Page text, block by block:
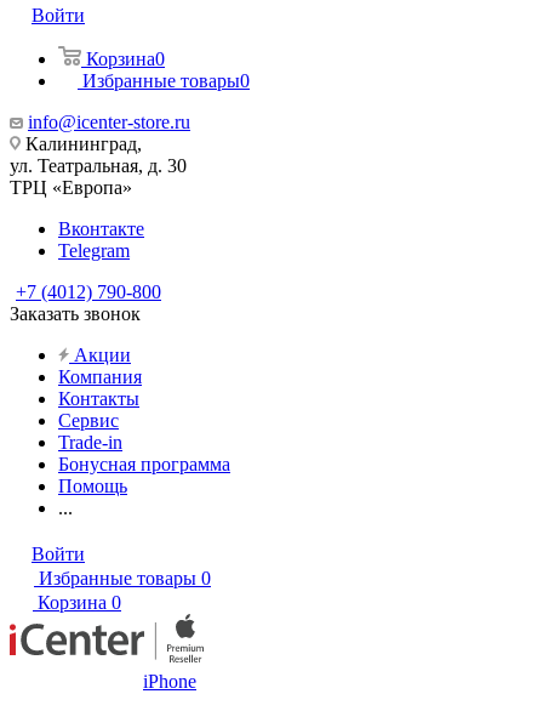
Войти
Корзина0
Избранные товары0
info@icenter-store.ru
Калининград,
ул. Театральная, д. 30
ТРЦ «Европа»
Вконтакте
Telegram
+7 (4012) 790-800
Заказать звонок
Акции
Компания
Контакты
Сервис
Trade-in
Бонусная программа
Помощь
...
Войти
Избранные товары 0
Корзина 0
iPhone